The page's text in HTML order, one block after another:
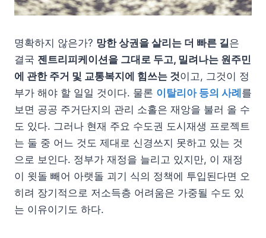
명확하지 않은가? 망한 상권을 살리는 더 빠른 길은
결국 젠트리피케이션을 그대로 두고, 밀려나는 원주민
에 관한 주거 및 교통복지에 힘쓰는 것이고, 그것이 정
부가 해야 할 일일 것이다. 물론 이탈리아 등의 사례를
보면 공공 주거단지의 관리 소홀은 재앙을 불러 올 수
도 있다. 그러나 현재 주요 수도권 도시재생 프로젝트
는 둘 중 어느 것도 제대로 신경쓰지 못하고 있는 것
으로 보인다. 정부가 재정을 늘리고 있지만, 이 재정
이 윗돌 빼어 아랫돌 괴기 식의 정책에 투입된다면 오
히려 장기적으로 저소득층 어려움은 가중될 수도 있
는 이유이기도 하다.